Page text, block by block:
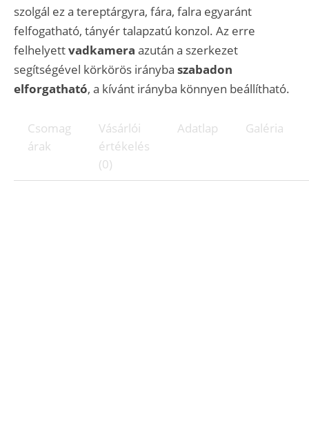
szolgál ez a tereptárgyra, fára, falra egyaránt
felfogatható, tányér talapzatú konzol. Az erre
felhelyettvadkamera azután a szerkezet
segítségével körkörös irányba szabadon
elforgatható, a kívánt irányba könnyen beállítható.
Csomag
árak
Vásárlói
értékelés
(0)
Adatlap Galéria